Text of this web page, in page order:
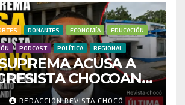
DONANTES ECONOMÍA EDUCACIÓN
PODCAST POLÍTICA REGIONAL
ACUSA A
CHOCOANO
REDACCIÓN REVISTA CHOCÓ